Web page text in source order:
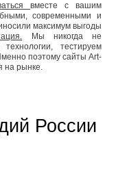
вместе с вашим
современными и
максимум выгоды
Мы никогда не
тестируем
поэтому сайты Art-
на рынке.
России